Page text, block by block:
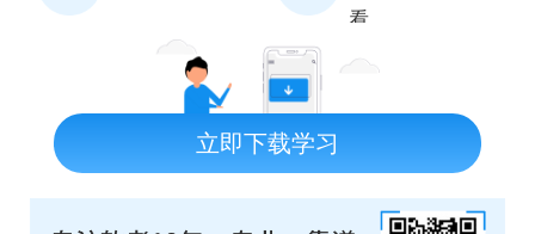
看
立即下载学习